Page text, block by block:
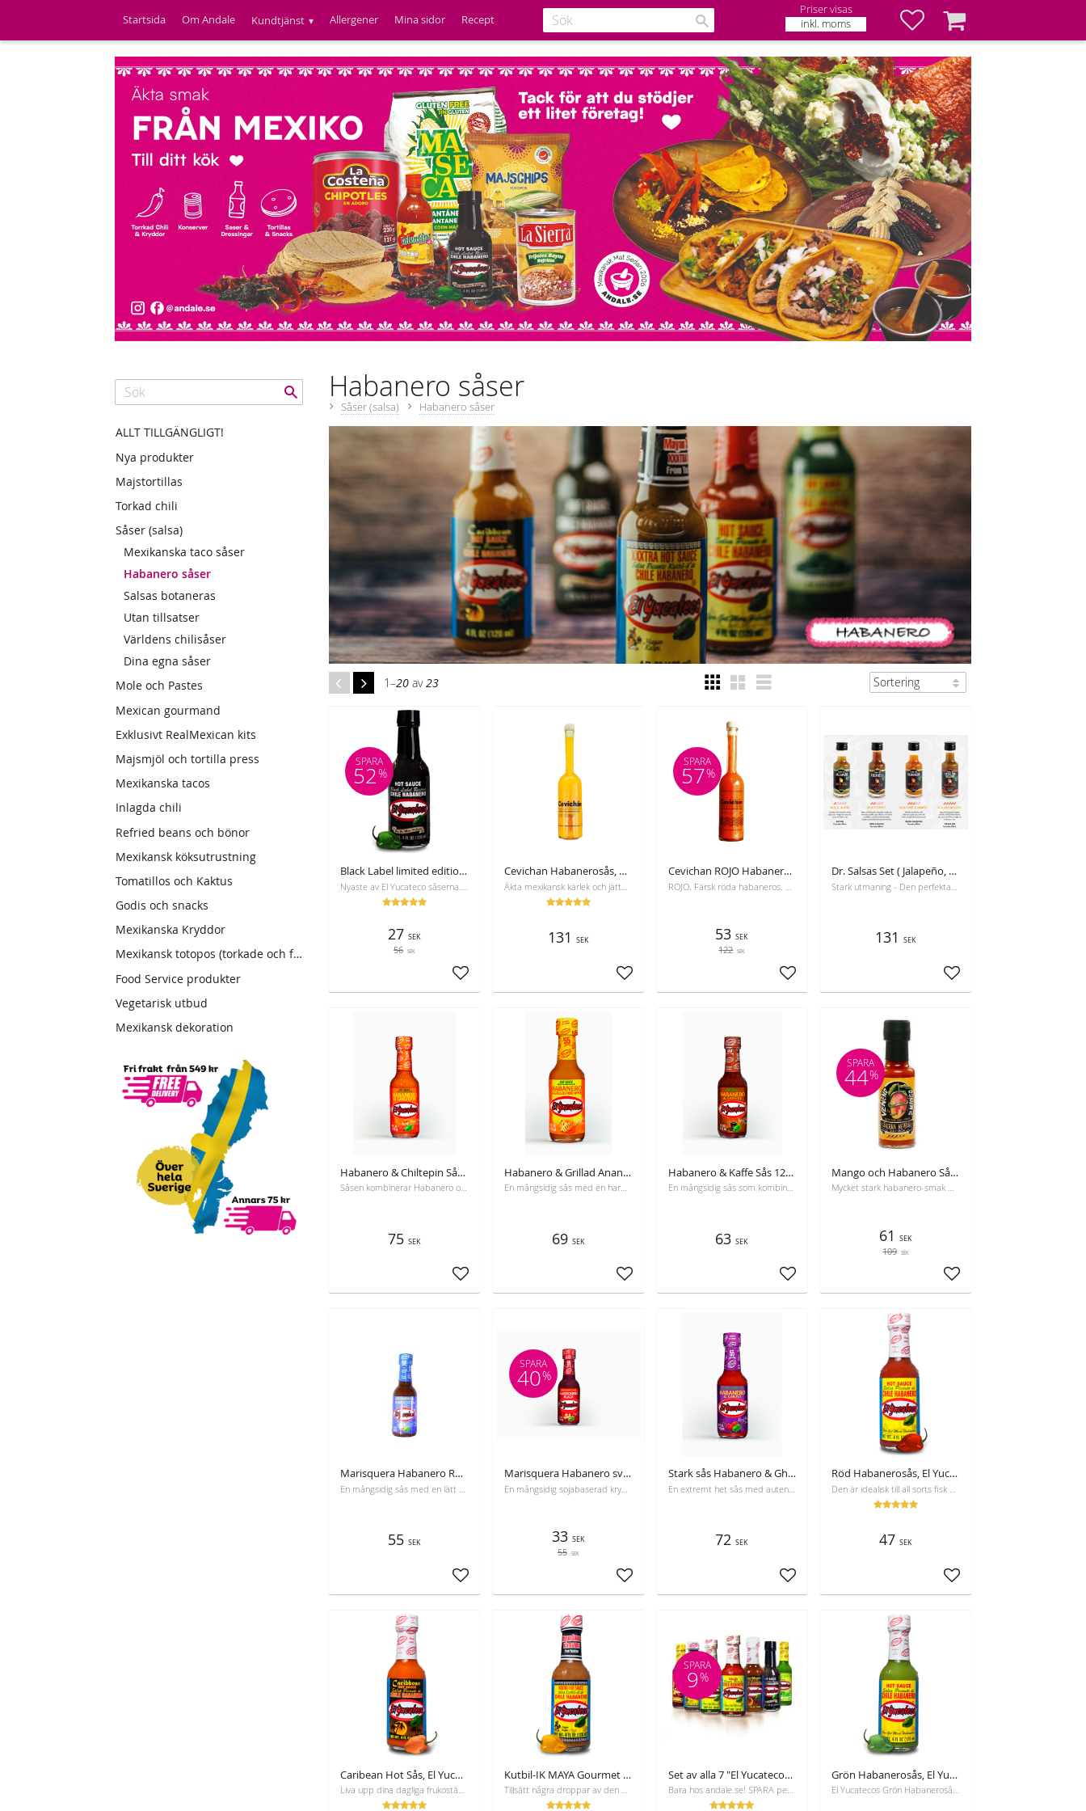
Startsida Om Andale Kundtjänst Allergener Mina sidor Recept
Priser visas
inkl. moms
Favoriter
Kundvagn
Habanero såser
Såser (salsa) Habanero såser
1–20 av23
Black Label limited edition sås, El Yucateco, 120 ml, Bäst före 27-06-2026
27 SEK
56 SEK
SPARA
52%
Lägg till i favoriter
Cevichan Habanerosås, 100 ml
131 SEK
Lägg till i favoriter
Cevichan ROJO Habanerosås, 100 ml Bäst före 01-10-2026
53 SEK
122 SEK
SPARA
57%
Lägg till i favoriter
Dr. Salsas Set ( Jalapeño, Chipotle, Habanero och Carolina)
131 SEK
Lägg till i favoriter
Habanero & Chiltepin Sås 120ml El Yucateco
Såsen kombinerar Habanero och Chiltepin för en smakrik, medelhet krydda, perfekt till skaldjur, tacos och drycker.
75 SEK
Lägg till i favoriter
Habanero & Grillad Ananas sås 120ml Yucateco
En mångsidig sås med en harmonisk blandning av söta, rökiga och kryddiga smaker, perfekt för både rätter och citrusdesserter.
69 SEK
Lägg till i favoriter
Habanero & Kaffe Sås 120ml El Yucateco
En mångsidig sås som kombinerar kaffe och habanerochili, perfekt för att lyfta smak på kött, fisk, kyckling och desserter.
63 SEK
Lägg till i favoriter
Mango och Habanero Sås, Sierra Nevada, 125 ml
Mycket stark habanero-smak med en touch av cintron och mango
61 SEK
109 SEK
SPARA
44%
Lägg till i favoriter
Marisquera Habanero Röd Sås 150ml Yucateco
55 SEK
Lägg till i favoriter
Marisquera Habanero svart sås 150ml Yucateco, bäst före 27-05-2026
33 SEK
55 SEK
SPARA
40%
Lägg till i favoriter
Stark sås Habanero & Ghost 120ml El Yucateco
En extremt het sås med autentisk stil, gjord på en av världens starkaste chilis: Ghost chili.
72 SEK
Lägg till i favoriter
Röd Habanerosås, El Yucateco, 120ml
47 SEK
Lägg till i favoriter
Caribean Hot Sås, El Yucateco, 120 ml
Liva upp dina dagliga frukostägg , soppor eller varför inte din favoritpizza.​ 5400 Scoville enheter.
Kutbil-IK MAYA Gourmet RECEPT, El Yucateco, 120ml
Tillsätt några droppar av den här heta såsen till din favoritmåltid och du upplever en explosiv smak och eXXXtra hetta.​ 11,600 Scoville enheter.
Set av alla 7 "El Yucateco" såser
Bara hos andale.se! SPARA pengar - 368 kr om du köper var för sig eller 334 kr om du köper det här paketet. Passa På!
SPARA
9%
Grön Habanerosås, El Yucateco, 120ml
El Yucatecos Grön Habanerosås ger en extra hetta till din mat och är en favorit bland chiliälskare över hela världen. 9000 Scoville enheter.
ALLT TILLGÄNGLIGT!
Nya produkter
Majstortillas
Torkad chili
Såser (salsa)
Mexikanska taco såser
Habanero såser
Salsas botaneras
Utan tillsatser
Världens chilisåser
Dina egna såser
Mole och Pastes
Mexican gourmand
Exklusivt RealMexican kits
Majsmjöl och tortilla press
Mexikanska tacos
Inlagda chili
Refried beans och bönor
Mexikansk köksutrustning
Tomatillos och Kaktus
Godis och snacks
Mexikanska Kryddor
Mexikansk totopos (torkade och friterade tortillas)
Food Service produkter
Vegetarisk utbud
Mexikansk dekoration